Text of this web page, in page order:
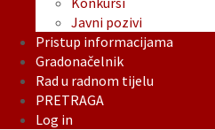
Javni pozivi
Pristup informacijama
Gradonačelnik
Rad u radnom tijelu
PRETRAGA
Log in